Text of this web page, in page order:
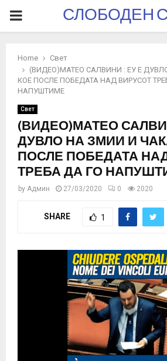
PRIMARYСЛОБОДЕН
Home
Свет
(ВИДЕО)МАТЕО САЛВИНИ : ЕУ Е
КОЕ ПОСЛЕ ПОБЕДАТА НАД ВИРУСОТ
НАПУШТИМЕ
Свет
(ВИДЕО)МАТЕО
ДУВЛО НА ЗМИИ И
ПОСЛЕ ПОБЕДАТА
ТРЕБА ДА ГО
by Админ 27/03/2020 0 2020
SHARE 1